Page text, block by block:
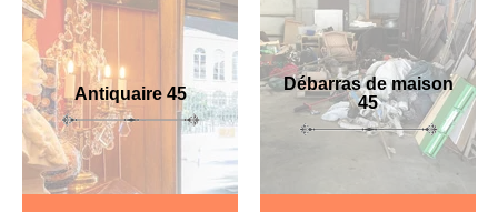
Antiquaire 45
Débarras de maison
45